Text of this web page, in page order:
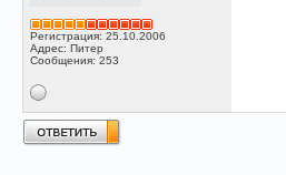
Регистрация: 25.10.2006
Адрес: Питер
Сообщения: 253